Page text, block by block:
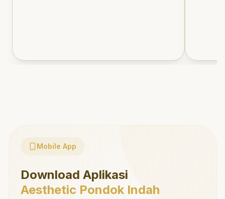
Mobile App
Download Aplikasi
Aesthetic Pondok Indah